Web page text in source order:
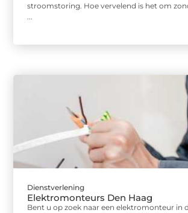
stroomstoring. Hoe vervelend is het om
Dienstverlening
Elektromonteurs Den Haag
Bent u op zoek naar een elektromonteur in